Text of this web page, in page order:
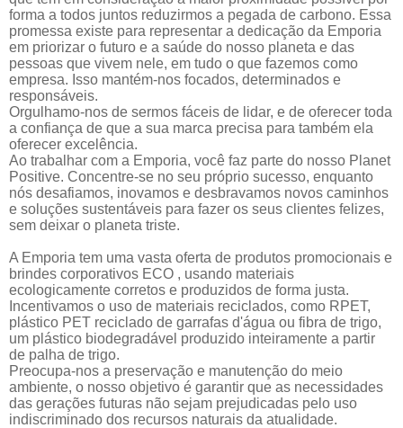
forma a todos juntos reduzirmos a pegada de carbono. Essa
promessa existe para representar a dedicação da Emporia
em priorizar o futuro e a saúde do nosso planeta e das
pessoas que vivem nele, em tudo o que fazemos como
empresa. Isso mantém-nos focados, determinados e
responsáveis.
Orgulhamo-nos de sermos fáceis de lidar, e de oferecer toda
a confiança de que a sua marca precisa para também ela
oferecer excelência.
Ao trabalhar com a Emporia, você faz parte do nosso Planet
Positive. Concentre-se no seu próprio sucesso, enquanto
nós desafiamos, inovamos e desbravamos novos caminhos
e soluções sustentáveis para fazer os seus clientes felizes,
sem deixar o planeta triste.
A Emporia tem uma vasta oferta de produtos promocionais e
brindes corporativos ECO , usando materiais
ecologicamente corretos e produzidos de forma justa.
Incentivamos o uso de materiais reciclados, como RPET,
plástico PET reciclado de garrafas d'água ou fibra de trigo,
um plástico biodegradável produzido inteiramente a partir
de palha de trigo.
Preocupa-nos a preservação e manutenção do meio
ambiente, o nosso objetivo é garantir que as necessidades
das gerações futuras não sejam prejudicadas pelo uso
indiscriminado dos recursos naturais da atualidade.